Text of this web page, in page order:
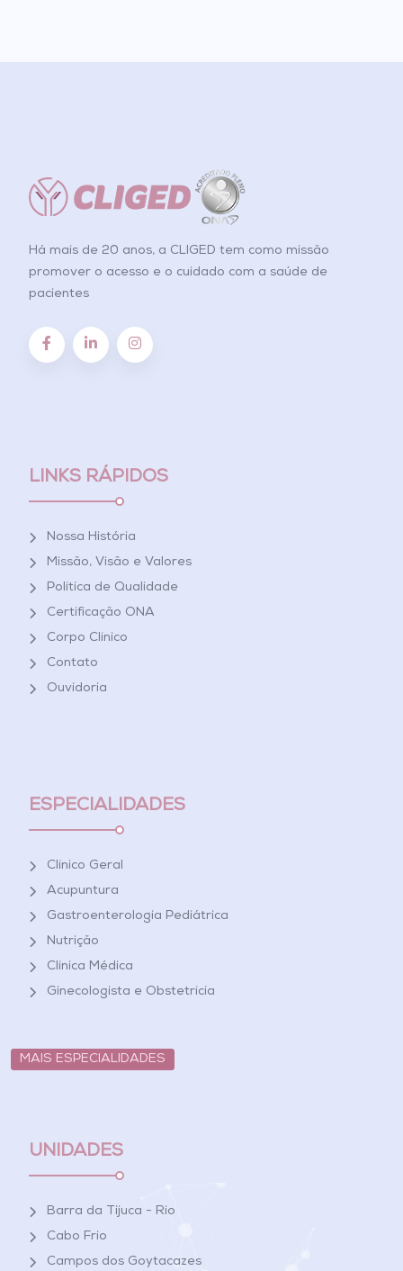
Há mais de 20 anos, a CLIGED tem como missão
promover o acesso e o cuidado com a saúde de
pacientes
LINKS RÁPIDOS
Nossa História
Missão, Visão e Valores
Política de Qualidade
Certificação ONA
Corpo Clínico
Contato
Ouvidoria
ESPECIALIDADES
Clínico Geral
Acupuntura
Gastroenterologia Pediátrica
Nutrição
Clínica Médica
Ginecologista e Obstetrícia
MAIS ESPECIALIDADES
UNIDADES
Barra da Tijuca - Rio
Cabo Frio
Campos dos Goytacazes